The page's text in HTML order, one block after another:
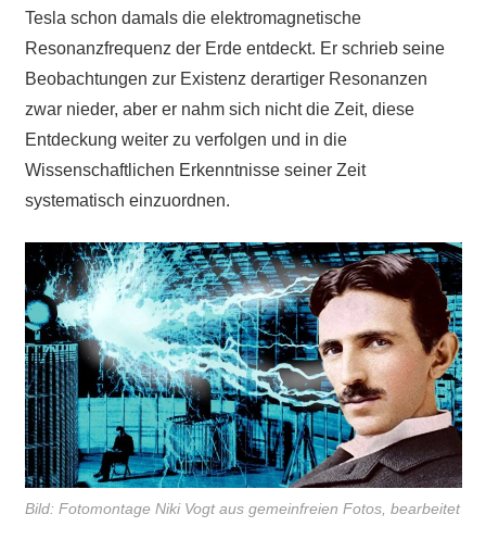
Tesla schon damals die elektromagnetische
Resonanzfrequenz der Erde entdeckt. Er schrieb seine
Beobachtungen zur Existenz derartiger Resonanzen
zwar nieder, aber er nahm sich nicht die Zeit, diese
Entdeckung weiter zu verfolgen und in die
Wissenschaftlichen Erkenntnisse seiner Zeit
systematisch einzuordnen.
Bild: Fotomontage Niki Vogt aus gemeinfreien Fotos, bearbeitet